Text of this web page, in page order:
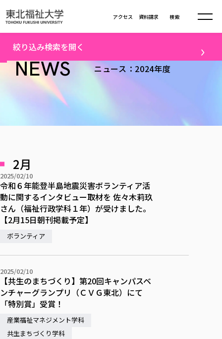
資料請求
アクセス 検索
建学の精神・教育の理念
学長室の窓
教育方針
各種方針
大学の概要
大学の歩み
学生・教職員・卒業生数
学則
校歌の歴史
校章・マーク・カラー
寄附の受け入れ
関連法人
教職員募集
役員・評議員一覧
キャンパス案内
大学の取り組み
大学の取り組み
社会連携・研究
カリキュラム編成ガイドライン
本学のシラバスについて
研究活動における不正行為の防止等に関する対応
大学広報誌「TFU Newsletter 東北福祉大学通信」
初年次教育（リエゾンゼミⅠ）について
リエゾンゼミ・ナビ（テキスト等）
情報公開
情報公開
事業計画／財務・事業報告
大学評価
IR情報
学校教育法施行規則第172条の2に基づく情報公開
教職課程における情報の公表
学部・大学院
学部・大学院TOP
総合福祉学部
社会福祉学科
福祉心理学科
福祉行政学科
共生まちづくり学部
共生まちづくり学部
共生まちづくり学科
教育学部
教育学部
教育学科
健康科学部
健康科学部
リハビリテーション学科
医療経営管理学科
産業福祉マネジメント学科
情報福祉マネジメント学科
仏教専修科
大学院
入学試験
デジタルパンフ
進学相談会
オープンキャンパス
進路・就職 TOP
就職状況
取得可能な資格・免許
東北福祉大学のキャリアサポート
進路・就職支援
採用ご担当者様へ
採用ご担当者様へ
センター長の挨拶
在学生の方
在学生の方
課外活動
課外活動 TOP
体育会・運動サークル紹介
文化会・文化系サークル紹介
大学指定団体紹介
国際交流
交換留学生 Exchange students
海外留学・研修
外国人在学生
社会連携・研究 TOP
東北福祉大学の研究活動
東北福祉大学の研究活動
東北福祉大学の紀要・リポジトリ
生涯教育・キャリア教育
NEWS ニュース：2024年度
絞り込み検索を開く
テーマ
すべて
配信対象
すべて
受験生向け
高校の先生向け
保護者向け
2月
2025/02/10
令和６年能登半島地震災害ボランティア活
動に関するインタビュー取材を 佐々木莉玖
さん（福祉行政学科１年）が受けました。
【2月15日朝刊掲載予定】
ボランティア
2025/02/10
【共生のまちづくり】第20回キャンパスベ
ンチャーグランプリ（ＣＶＧ東北）にて
「特別賞」受賞！
産業福祉マネジメント学科
共生まちづくり学科